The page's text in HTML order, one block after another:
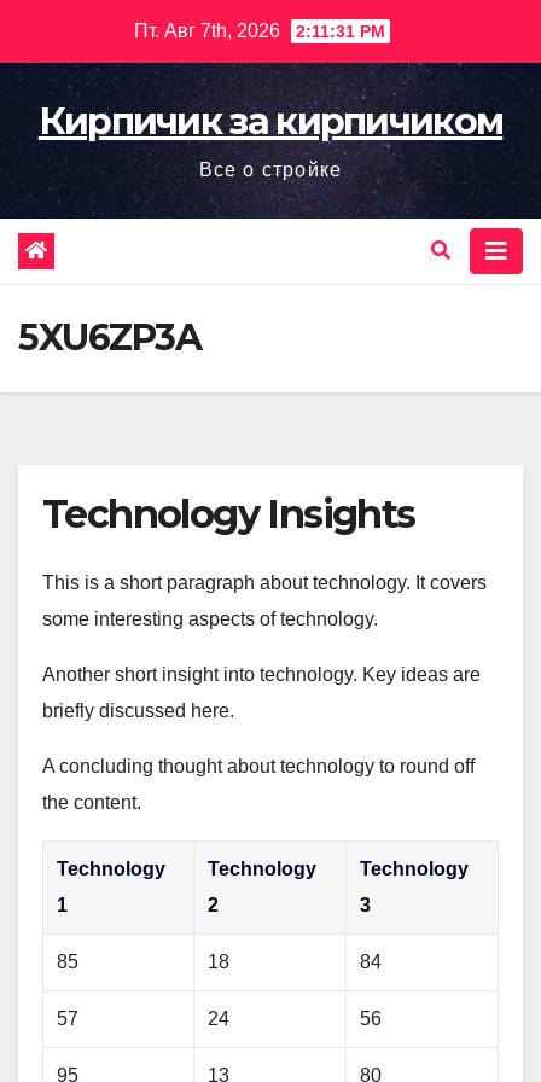
содержимому
Пт. Авг 7th, 2026 2:11:32 PM
Кирпичик за кирпичиком
Все о стройке
5XU6ZP3A
Technology Insights
This is a short paragraph about technology. It covers
some interesting aspects of technology.
Another short insight into technology. Key ideas are
briefly discussed here.
A concluding thought about technology to round off
the content.
Technology
1
Technology
2
Technology
3
85 18 84
57 24 56
95 13 80